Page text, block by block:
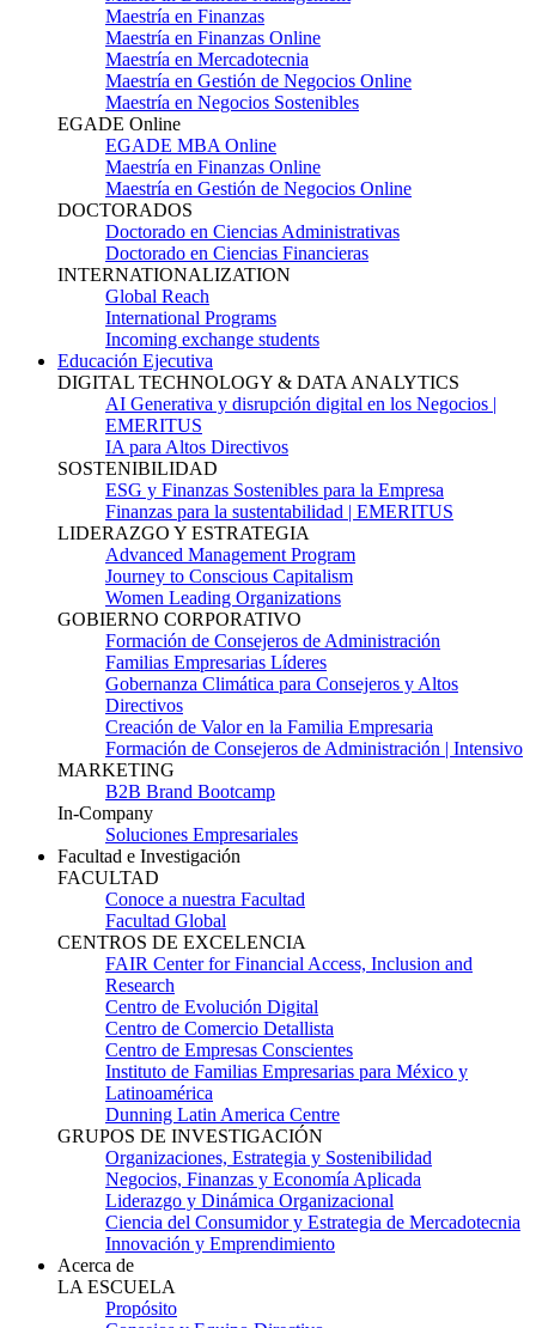
Maestría en Finanzas
Maestría en Finanzas Online
Maestría en Mercadotecnia
Maestría en Gestión de Negocios Online
Maestría en Negocios Sostenibles
EGADE Online
EGADE MBA Online
Maestría en Finanzas Online
Maestría en Gestión de Negocios Online
DOCTORADOS
Doctorado en Ciencias Administrativas
Doctorado en Ciencias Financieras
INTERNATIONALIZATION
Global Reach
International Programs
Incoming exchange students
Educación Ejecutiva
DIGITAL TECHNOLOGY & DATA ANALYTICS
AI Generativa y disrupción digital en los Negocios |
EMERITUS
IA para Altos Directivos
SOSTENIBILIDAD
ESG y Finanzas Sostenibles para la Empresa
Finanzas para la sustentabilidad | EMERITUS
LIDERAZGO Y ESTRATEGIA
Advanced Management Program
Journey to Conscious Capitalism
Women Leading Organizations
GOBIERNO CORPORATIVO
Formación de Consejeros de Administración
Familias Empresarias Líderes
Gobernanza Climática para Consejeros y Altos
Directivos
Creación de Valor en la Familia Empresaria
Formación de Consejeros de Administración | Intensivo
MARKETING
B2B Brand Bootcamp
In-Company
Soluciones Empresariales
Facultad e Investigación
FACULTAD
Conoce a nuestra Facultad
Facultad Global
CENTROS DE EXCELENCIA
FAIR Center for Financial Access, Inclusion and
Research
Centro de Evolución Digital
Centro de Comercio Detallista
Centro de Empresas Conscientes
Instituto de Familias Empresarias para México y
Latinoamérica
Dunning Latin America Centre
GRUPOS DE INVESTIGACIÓN
Organizaciones, Estrategia y Sostenibilidad
Negocios, Finanzas y Economía Aplicada
Liderazgo y Dinámica Organizacional
Ciencia del Consumidor y Estrategia de Mercadotecnia
Innovación y Emprendimiento
Acerca de
LA ESCUELA
Propósito